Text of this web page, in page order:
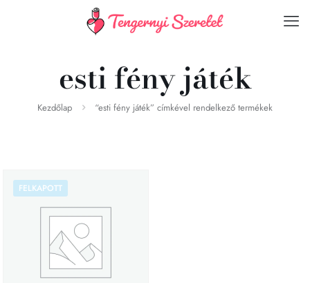
esti fény játék
Kezdőlap “esti fény játék” címkével rendelkező termékek
FELKAPOTT